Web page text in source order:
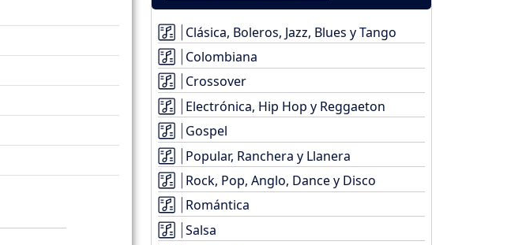
Clásica, Boleros, Jazz, Blues y Tango
Colombiana
Crossover
Electrónica, Hip Hop y Reggaeton
Gospel
Popular, Ranchera y Llanera
Rock, Pop, Anglo, Dance y Disco
Romántica
Salsa